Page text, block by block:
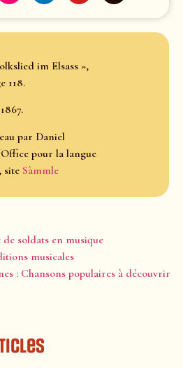
im Elsass »,
118.
par Daniel
pour la langue
site Sàmmle
soldats en musique
musicales
: Chansons populaires à découvrir